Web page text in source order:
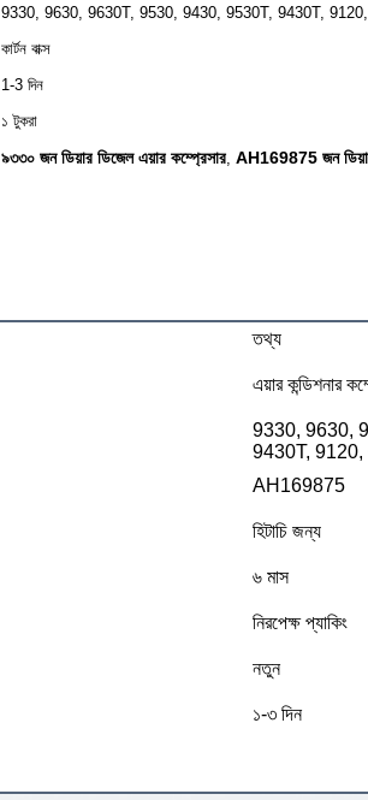
9330, 9630, 9630T, 9530, 9430, 9530T, 9430T, 9120,
কার্টন বাক্স
1-3 দিন
১ টুকরা
৯৩৩০ জন ডিয়ার ডিজেল এয়ার কম্প্রেসার, AH169875 জন
তথ্য
এয়ার কন্ডিশনার
9330, 9630,
9430T, 9120,
AH169875
হিটাচি জন্য
৬ মাস
নিরপেক্ষ প্যাকিং
নতুন
১-৩ দিন